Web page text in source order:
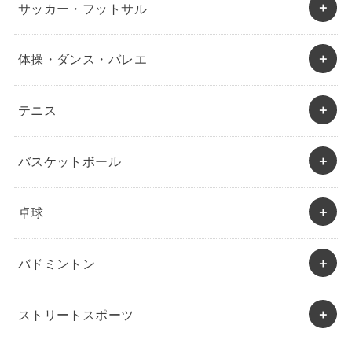
サッカー・フットサル
体操・ダンス・バレエ
テニス
バスケットボール
卓球
バドミントン
ストリートスポーツ